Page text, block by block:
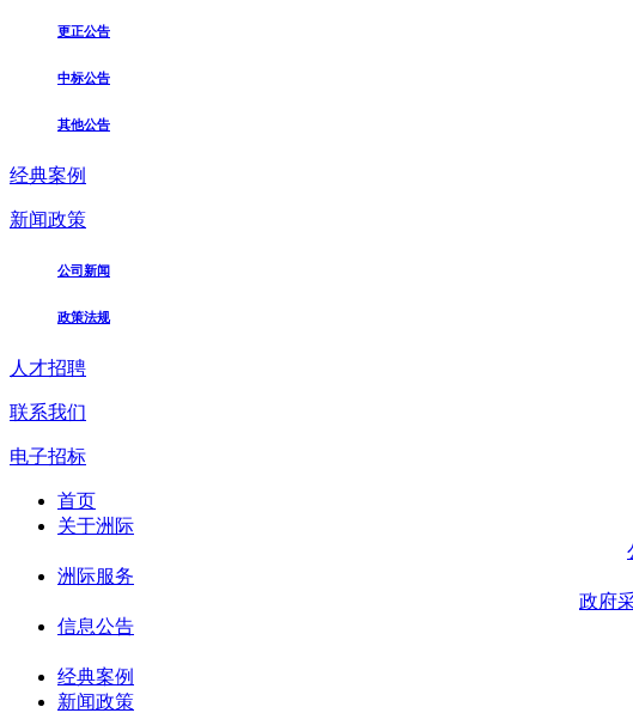
更正公告
中标公告
其他公告
经典案例
新闻政策
公司新闻
政策法规
人才招聘
联系我们
电子招标
首页
关于洲际
洲际服务
政府
信息公告
经典案例
新闻政策